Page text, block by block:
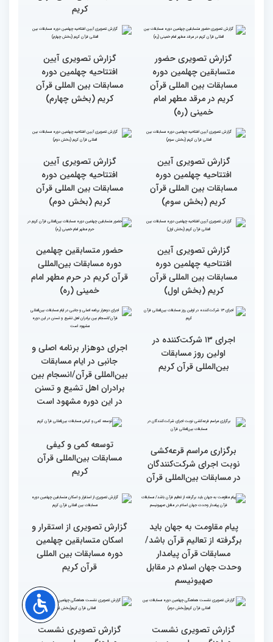
چهلمین دوره مسابقات بین
المللی قرآن کریم (بخش
دوم)
گزارش تصویری اولین روز
چهلمین دوره مسابقات بین
المللی قرآن کریم(بخش
اول)
حضور متسابقین از 11 کشور
در اولین روز مسابقات
بین‌المللی قرآن
جزئیات اولین روز رقابت
مسابقات بین‌المللی قرآن
کریم
گزارش تصویری حضور
متسابقین چهلمین دوره
مسابقات بین المللی قرآن
کریم در مرقد مطهر امام
خمینی (ره)
گزارش تصویری آیین
افتتاحیه چهلمین دوره
مسابقات بین المللی قرآن
کریم (بخش چهارم)
گزارش تصویری آیین
افتتاحیه چهلمین دوره
مسابقات بین المللی قرآن
کریم (بخش سوم)
گزارش تصویری آیین
افتتاحیه چهلمین دوره
مسابقات بین المللی قرآن
مسابقات بین المللی قرآن
کریم (بخش اول)
حضور متسابقین چهلمین
دوره مسابقات بین‌المللی
قرآن کریم در حرم مطهر امام
خمینی (ره)
اجرای ۱۳ شرکت‌کننده در
بین‌المللی قرآن کریم
جانبی در ایام مسابقات
بین‌المللی قرآن/انسجام بین
برادران اهل تشیع و تسنن
در این دوره مشهود است
برگزاری مراسم قرعه‌‌کشی
نوبت اجرای شرکت‌کنندگان
در مسابقات بین‌المللی قرآن
مسابقات بین‌المللی قرآن
کریم